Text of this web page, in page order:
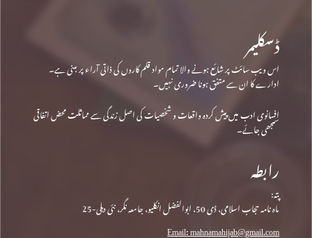
ڈسکلیمر
اس ویب سائٹ پر شائع ہونے والا تمام مواد قلم کاروں کی ذاتی آراء پر مبنی ہے۔
ادارے کا ان سے متفق ہونا ضروری نہیں۔
افسانوی ادب میں پیش کردہ واقعات و شخصیات کی اصل زندگی سے مماثلت محض اتفاقی
سمجھی جائے۔
رابطہ
پتہ:
ماہ نامہ حجاب اسلامی، ڈی 50، ابوالفضل انکلیو، جامعہ نگر، نئی دہلی-25
Email: mahnamahijab@gmail.com